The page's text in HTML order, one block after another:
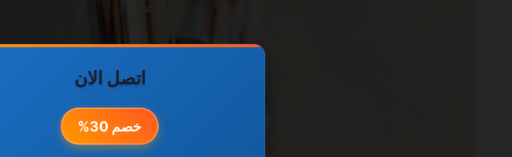
اتصل الان
خصم 30%